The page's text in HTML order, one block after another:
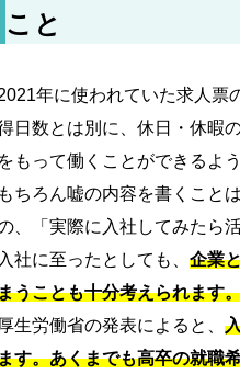
こと
年に使われていた求人票
日数とは別に、休日・休暇
をもって働くことができるよ
もちろん嘘の内容を書くこと
、「実際に入社してみたら
入社に至ったとしても、 企業
うことも十分考えられます
厚生労働省の発表によると、
す。あくまでも高卒の就職